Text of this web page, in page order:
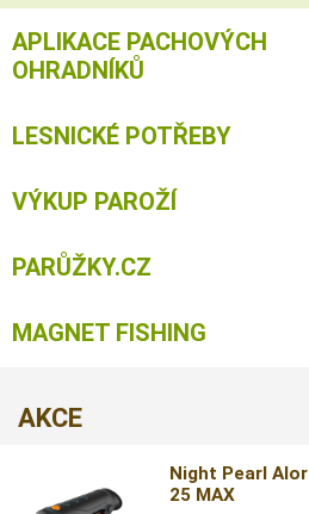
APLIKACE PACHOVÝCH
OHRADNÍKŮ
LESNICKÉ POTŘEBY
VÝKUP PAROŽÍ
PARŮŽKY.CZ
MAGNET FISHING
AKCE
Night Pearl Alor
25 MAX